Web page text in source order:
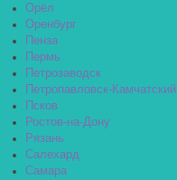
Орёл
Оренбург
Пенза
Пермь
Петрозаводск
Петропавловск-Камчатский
Псков
Ростов-на-Дону
Рязань
Салехард
Самара